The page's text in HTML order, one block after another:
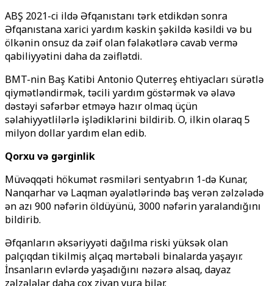
ABŞ 2021-ci ildə Əfqanıstanı tərk etdikdən sonra
Əfqanıstana xarici yardım kəskin şəkildə kəsildi və bu
ölkənin onsuz da zəif olan fəlakətlərə cavab vermə
qabiliyyətini daha da zəiflətdi.
BMT-nin Baş Katibi Antonio Quterreş ehtiyacları sürətlə
qiymətləndirmək, təcili yardım göstərmək və əlavə
dəstəyi səfərbər etməyə hazır olmaq üçün
səlahiyyətlilərlə işlədiklərini bildirib. O, ilkin olaraq 5
milyon dollar yardım elan edib.
Qorxu və gərginlik
Müvəqqəti hökumət rəsmiləri sentyabrın 1-də Kunar,
Nanqarhar və Laqman əyalətlərində baş verən zəlzələdə
ən azı 900 nəfərin öldüyünü, 3000 nəfərin yaralandığını
bildirib.
Əfqanların əksəriyyəti dağılma riski yüksək olan
palçıqdan tikilmiş alçaq mərtəbəli binalarda yaşayır.
İnsanların evlərdə yaşadığını nəzərə alsaq, dayaz
zəlzələlər daha çox ziyan vura bilər.